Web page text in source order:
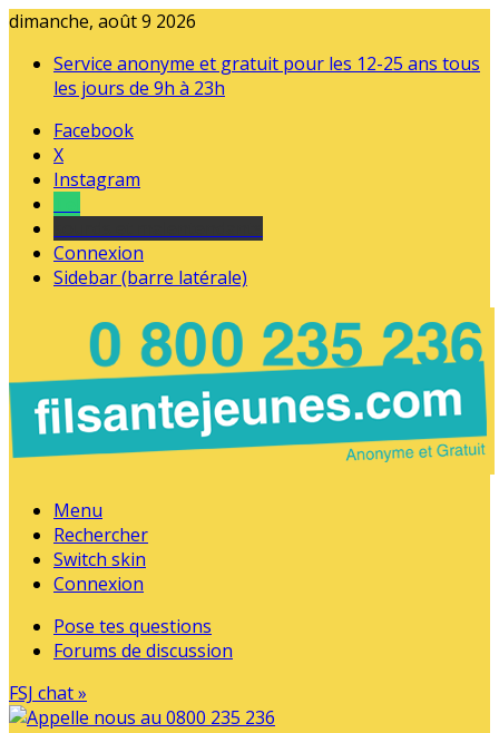
dimanche, août 9 2026
Service anonyme et gratuit pour les 12-25 ans tous
les jours de 9h à 23h
Facebook
X
Instagram
Connexion
Sidebar (barre latérale)
Menu
Rechercher
Switch skin
Connexion
Pose tes questions
Forums de discussion
FSJ chat »